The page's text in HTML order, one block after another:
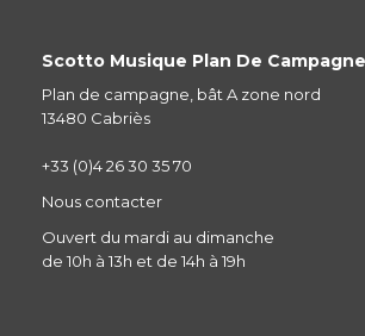
Scotto Musique Plan De Campagne
Plan de campagne, bât A zone nord
13480 Cabriès
+33 (0)4 26 30 35 70
Nous contacter
Ouvert du mardi au dimanche
de 10h à 13h et de 14h à 19h